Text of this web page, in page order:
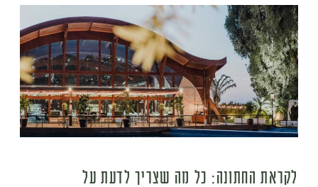
לקראת החתונה: כל מה שצריך לדעת על